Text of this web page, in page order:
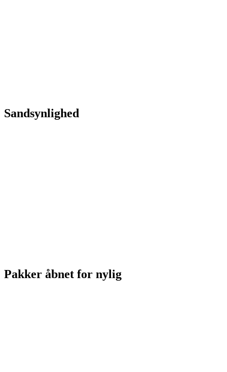
Sandsynlighed
Pakker åbnet for nylig